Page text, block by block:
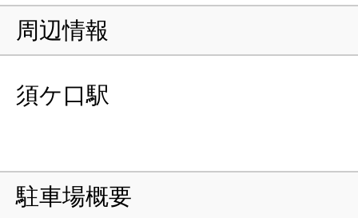
周辺情報
須ケ口駅
駐車場概要